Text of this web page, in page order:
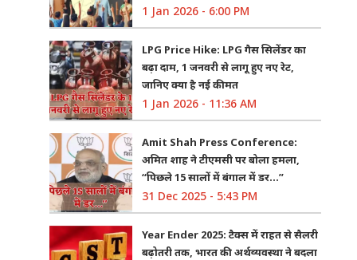
1 Jan 2026 - 6:00 PM
LPG Price Hike: LPG गैस सिलेंडर का
बढ़ा दाम, 1 जनवरी से लागू हुए नए रेट,
जानिए क्या है नई कीमत
1 Jan 2026 - 11:36 AM
Amit Shah Press Conference:
अमित शाह ने टीएमसी पर बोला हमला,
“पिछले 15 सालों में बंगाल में डर…”
31 Dec 2025 - 5:43 PM
Year Ender 2025: टैक्स में राहत से सैलरी
बढ़ोतरी तक, भारत की अर्थव्यवस्था ने बदला